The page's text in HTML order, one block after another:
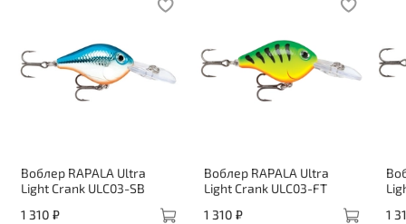
Воблер RAPALA Ultra
Light Crank ULC03-SB
1 310 ₽
Воблер RAPALA Ultra
Light Crank ULC03-FT
1 310 ₽
1